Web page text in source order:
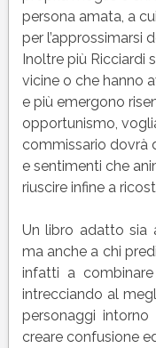
persona amata, a
per l’approssimarsi
Inoltre più Ricciardi
vicine o che hanno
e più emergono
opportunismo,
commissario dovrà
e sentimenti che
riuscire infine a
Un libro adatto sia
ma anche a chi
infatti a
intrecciando al
personaggi
creare confusione